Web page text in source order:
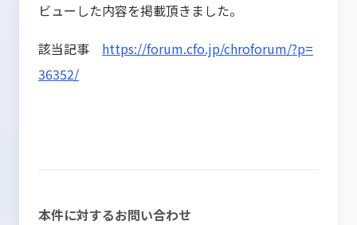
ビューした内容を掲載頂きました。
該当記事 https://forum.cfo.jp/chroforum/?p=
36352/
本件に対するお問い合わせ